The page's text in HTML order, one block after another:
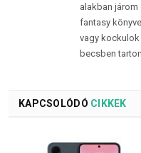
alakban
fantasy
vagy
becsben
KAPCSOLÓDÓ CIKKEK